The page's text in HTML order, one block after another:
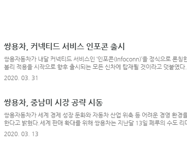
쌍용차, 커넥티드 서비스 인포콘 출시
쌍용자동차가 내달 커넥티드 서비스인 ‘인포콘(Infoconn)’을 정식으로 론칭
볼리 적용을 시작으로 향후 출시되는 모든 신차에 탑재될 것이라고 덧붙였
는 “오랜 시간동안 준비해 온 인포콘 출시를 통해 스마트카 시장에서의 본격
“최고의 커넥티드 서비스를 넘어 전기차와 자율주행차 등 모빌리티 패러다임
2020. 03. 31
쌍용차, 중남미 시장 공략 시동
쌍용자동차가 세계 경제 성장 둔화와 자동차 산업 위축 등 어려운 경영 환경
한다고 밝혔다.세계 판매 확대를 위해 쌍용차는 지난달 13일 페루의 수도
100여명을 초청한 가운데 코란도 론칭 행사를 열었다. 론칭 행사는 보다 젊
지를 극대화하기 위해 현지 젊은이들 사이에서 핫 플레이스로 각광받고 있는
2020. 03. 13